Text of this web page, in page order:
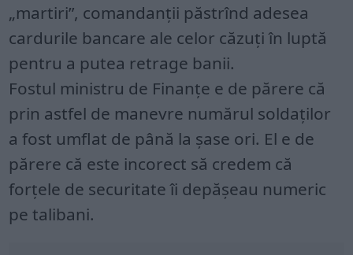
„martiri”, comandanții păstrînd adesea
cardurile bancare ale celor căzuți în luptă
pentru a putea retrage banii.
Fostul ministru de Finanțe e de părere că
prin astfel de manevre numărul soldaților
a fost umflat de până la șase ori. El e de
părere că este incorect să credem că
forțele de securitate îi depășeau numeric
pe talibani.